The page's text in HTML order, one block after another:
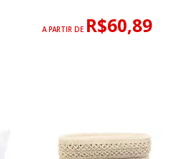
A PARTIR DE R$60,89